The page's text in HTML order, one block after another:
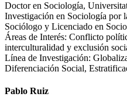
Doctor en Sociología,
Investigación en Sociología por
Sociólogo y Licenciado en
Áreas de Interés: Conflicto
interculturalidad y exclusión
Línea de Investigación:
Diferenciación Social,
Pablo Ruiz